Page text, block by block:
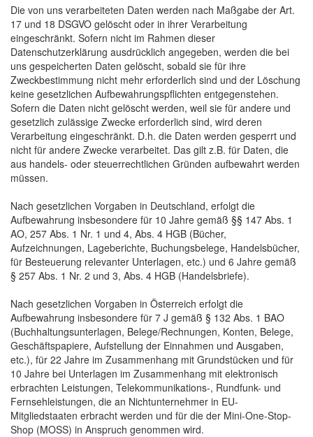
Die von uns verarbeiteten Daten werden nach Maßgabe der Art.
17 und 18 DSGVO gelöscht oder in ihrer Verarbeitung
eingeschränkt. Sofern nicht im Rahmen dieser
Datenschutzerklärung ausdrücklich angegeben, werden die bei
uns gespeicherten Daten gelöscht, sobald sie für ihre
Zweckbestimmung nicht mehr erforderlich sind und der Löschung
keine gesetzlichen Aufbewahrungspflichten entgegenstehen.
Sofern die Daten nicht gelöscht werden, weil sie für andere und
gesetzlich zulässige Zwecke erforderlich sind, wird deren
Verarbeitung eingeschränkt. D.h. die Daten werden gesperrt und
nicht für andere Zwecke verarbeitet. Das gilt z.B. für Daten, die
aus handels- oder steuerrechtlichen Gründen aufbewahrt werden
müssen.
Nach gesetzlichen Vorgaben in Deutschland, erfolgt die
Aufbewahrung insbesondere für 10 Jahre gemäß §§ 147 Abs. 1
AO, 257 Abs. 1 Nr. 1 und 4, Abs. 4 HGB (Bücher,
Aufzeichnungen, Lageberichte, Buchungsbelege, Handelsbücher,
für Besteuerung relevanter Unterlagen, etc.) und 6 Jahre gemäß
§ 257 Abs. 1 Nr. 2 und 3, Abs. 4 HGB (Handelsbriefe).
Nach gesetzlichen Vorgaben in Österreich erfolgt die
Aufbewahrung insbesondere für 7 J gemäß § 132 Abs. 1 BAO
(Buchhaltungsunterlagen, Belege/Rechnungen, Konten, Belege,
Geschäftspapiere, Aufstellung der Einnahmen und Ausgaben,
etc.), für 22 Jahre im Zusammenhang mit Grundstücken und für
10 Jahre bei Unterlagen im Zusammenhang mit elektronisch
erbrachten Leistungen, Telekommunikations-, Rundfunk- und
Fernsehleistungen, die an Nichtunternehmer in EU-
Mitgliedstaaten erbracht werden und für die der Mini-One-Stop-
Shop (MOSS) in Anspruch genommen wird.